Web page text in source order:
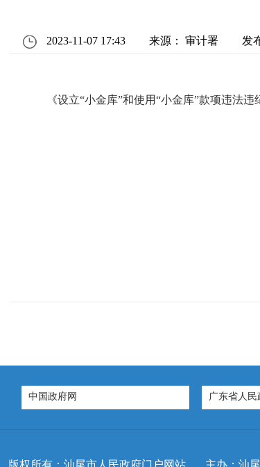
2023-11-07 17:43 来源： 审计署 发
《设立“小金库”和使用“小金库”款项违法
中国政府网 广东省人民
版权所有：汕尾市人民政府门户网站 主办：汕